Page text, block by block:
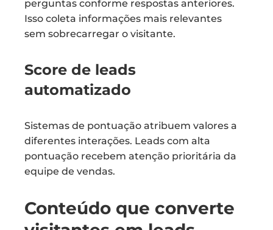
perguntas conforme respostas anteriores.
Isso coleta informações mais relevantes
sem sobrecarregar o visitante.
Score de leads
automatizado
Sistemas de pontuação atribuem valores a
diferentes interações. Leads com alta
pontuação recebem atenção prioritária da
equipe de vendas.
Conteúdo que converte